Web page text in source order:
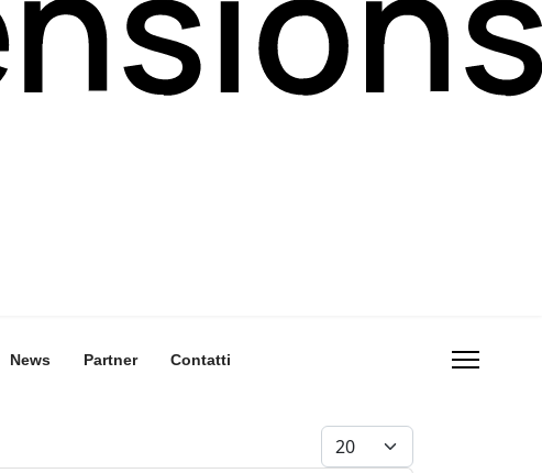
News Partner Contatti
Visualizza #